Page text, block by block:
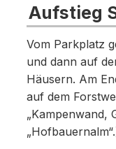
Aufstieg
Vom Parkplatz
und dann auf
Häusern. Am
auf dem
„Kampenwand,